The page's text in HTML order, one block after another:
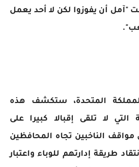
"آمل أن يفوزوا لكن لا أحد يعمل
المتحدة، ستكشف هذه
التي لا تلقى إقبالا كبيرا على
الناخبين تجاه المحافظين
طريقة إدارتهم للوباء واعتبار